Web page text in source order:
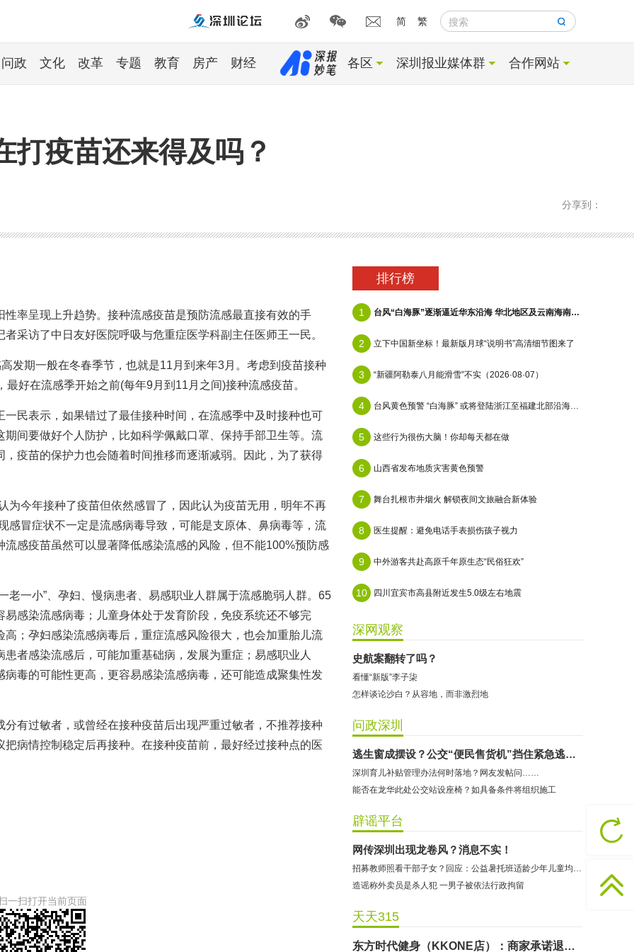
简 繁 搜索
问政 文化 改革 专题 教育 房产 财经 各区 深圳报业媒体群 合作网站
打疫苗还来得及吗？
分享到：
率呈现上升趋势。接种流感疫苗是预防流感最直接有效的手
采访了中日友好医院呼吸与危重症医学科副主任医师王一民。
发期一般在冬春季节，也就是11月到来年3月。考虑到疫苗接种
好在流感季开始之前(每年9月到11月之间)接种流感疫苗。
民表示，如果错过了最佳接种时间，在流感季中及时接种也可
间要做好个人防护，比如科学佩戴口罩、保持手部卫生等。流
疫苗的保护力也会随着时间推移而逐渐减弱。因此，为了获得
为今年接种了疫苗但依然感冒了，因此认为疫苗无用，明年不再
感冒症状不一定是流感病毒导致，可能是支原体、鼻病毒等，流
感疫苗虽然可以显著降低感染流感的风险，但不能100%预防感
老一小”、孕妇、慢病患者、易感职业人群属于流感脆弱人群。65
感染流感病毒；儿童身体处于发育阶段，免疫系统还不够完
；孕妇感染流感病毒后，重症流感风险很大，也会加重胎儿流
者感染流感后，可能加重基础病，发展为重症；易感职业人
毒的可能性更高，更容易感染流感病毒，还可能造成聚集性发
有过敏者，或曾经在接种疫苗后出现严重过敏者，不推荐接种
病情控制稳定后再接种。在接种疫苗前，最好经过接种点的医
一扫打开当前页面
排行榜
1 台风“白海豚”逐渐逼近华东沿海 华北地区及云南海南等地有降雨
2 立下中国新坐标！最新版月球“说明书”高清细节图来了
3 “新疆阿勒泰八月能滑雪”不实（2026·08·07）
4 台风黄色预警 “白海豚” 或将登陆浙江至福建北部沿海地区
5 这些行为很伤大脑！你却每天都在做
6 山西省发布地质灾害黄色预警
7 舞台扎根市井烟火 解锁夜间文旅融合新体验
8 医生提醒：避免电话手表损伤孩子视力
9 中外游客共赴高原千年原生态“民俗狂欢”
10 四川宜宾市高县附近发生5.0级左右地震
深网观察
史航案翻转了吗？
看懂“新版”李子柒
怎样谈论沙白？从容地，而非激烈地
问政深圳
逃生窗成摆设？公交“便民售货机”挡住紧急逃生通道
深圳育儿补贴管理办法何时落地？网友发帖问……
能否在龙华此处公交站设座椅？如具备条件将组织施工
辟谣平台
网传深圳出现龙卷风？消息不实！
招募教师照看干部子女？回应：公益暑托班适龄少年儿童均可报名
造谣称外卖员是杀人犯 一男子被依法行政拘留
天天315
哈尔特健身：商家拒不配合调解
龅牙兔儿童情商训练营：商家承诺退费未履行
粤宝乐儿童成长中心：商家拒不配合调解
世纪佳缘（车公庙店）：商家未按已签署协议退款